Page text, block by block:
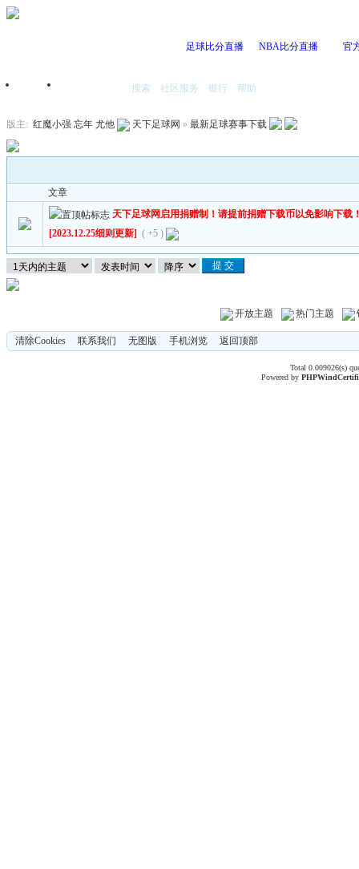
足球比分直播 NBA比分直播 官
首页 搜索 社区服务 银行 帮助
版主: 红魔小强 忘年 尤他 天下足球网 » 最新足球赛事下载
文章
天下足球网启用捐赠制！请提前捐赠下载币以免影响下载
[2023.12.25细则更新] ( +5 )
开放主题 热门主题
清除Cookies 联系我们 无图版 手机浏览 返回顶部
Total 0.009026(s)
Powered byPHPWind